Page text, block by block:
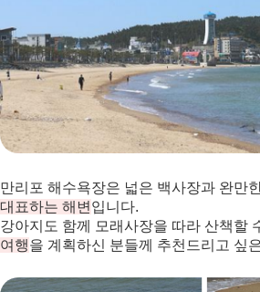
만리포 해수욕장은 넓은 백사장과 완만
대표하는 해변 입니다.
강아지도 함께 모래사장을 따라 산책할
여행을 계획하신 분들께 추천드리고 싶